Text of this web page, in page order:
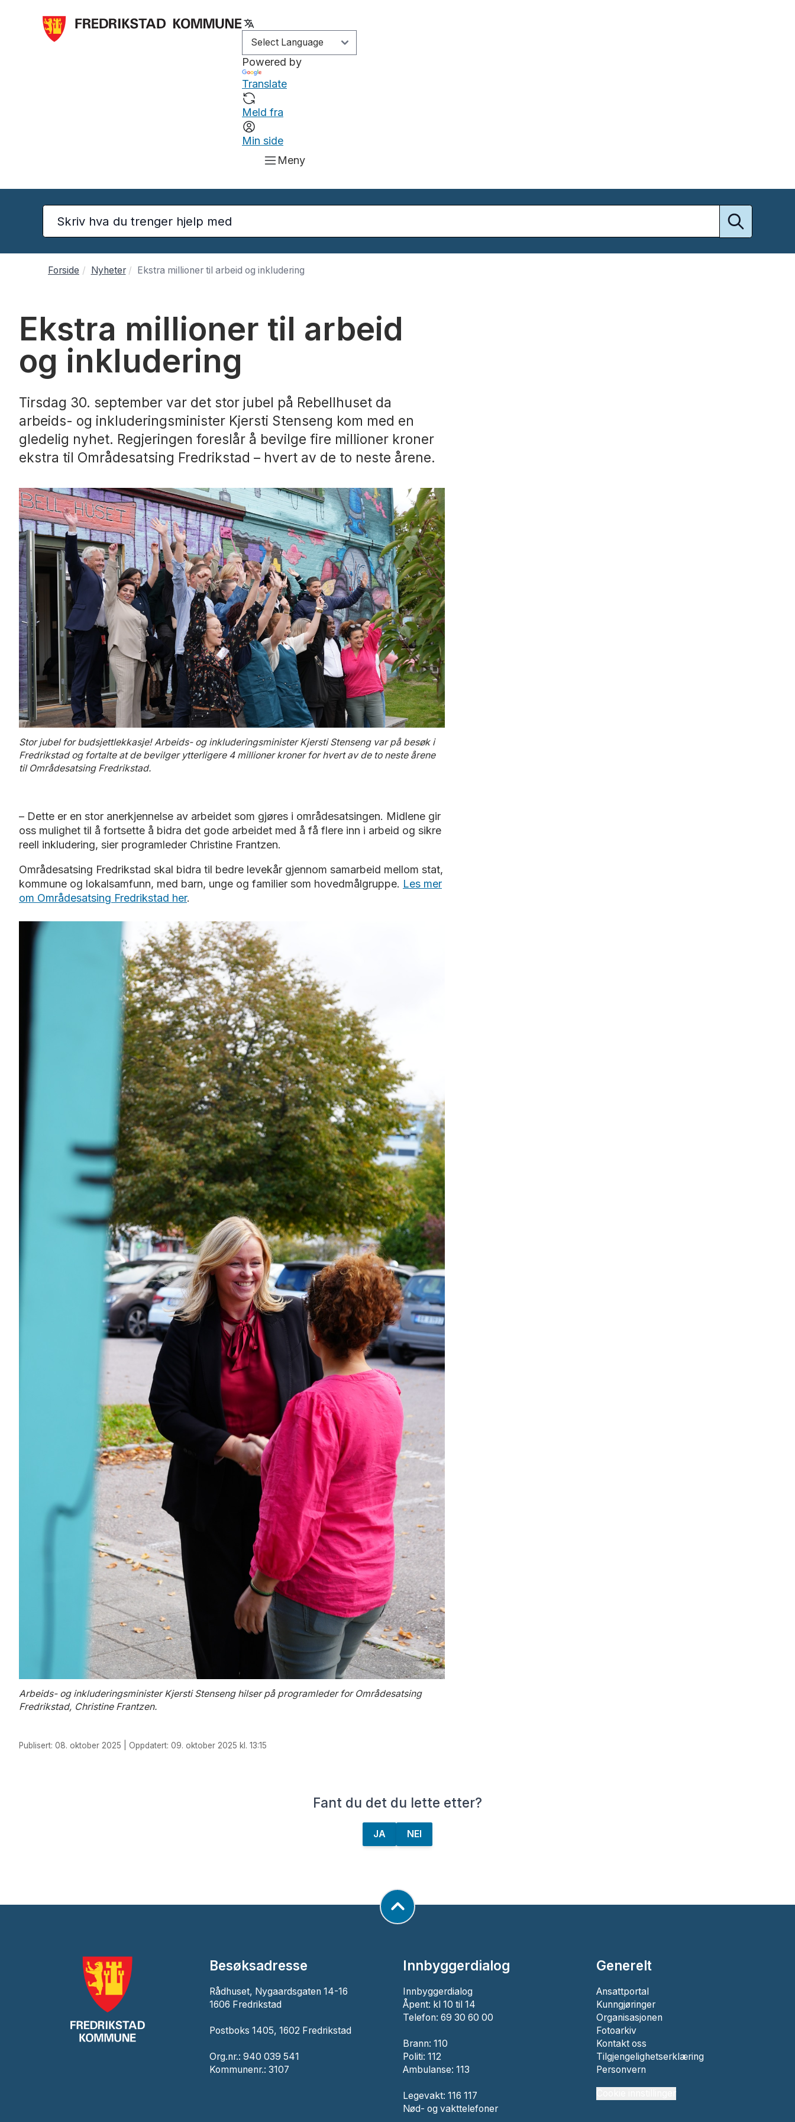
Powered by
Translate
Meld fra
Min side
Meny
Forside Nyheter Ekstra millioner til arbeid og inkludering
Ekstra millioner til arbeid
og inkludering
Tirsdag 30. september var det stor jubel på Rebellhuset da
arbeids- og inkluderingsminister Kjersti Stenseng kom med en
gledelig nyhet. Regjeringen foreslår å bevilge fire millioner kroner
ekstra til Områdesatsing Fredrikstad – hvert av de to neste årene.
Stor jubel for budsjettlekkasje! Arbeids- og inkluderingsminister Kjersti Stenseng var på besøk i
Fredrikstad og fortalte at de bevilger ytterligere 4 millioner kroner for hvert av de to neste årene
til Områdesatsing Fredrikstad.
– Dette er en stor anerkjennelse av arbeidet som gjøres i områdesatsingen. Midlene gir
oss mulighet til å fortsette å bidra det gode arbeidet med å få flere inn i arbeid og sikre
reell inkludering, sier programleder Christine Frantzen.
Områdesatsing Fredrikstad skal bidra til bedre levekår gjennom samarbeid mellom stat,
kommune og lokalsamfunn, med barn, unge og familier som hovedmålgruppe. Les mer
om Områdesatsing Fredrikstad her.
Arbeids- og inkluderingsminister Kjersti Stenseng hilser på programleder for Områdesatsing
Fredrikstad, Christine Frantzen.
Publisert: 08. oktober 2025 | Oppdatert: 09. oktober 2025 kl. 13:15
Fant du det du lette etter?
JA NEI
Besøksadresse
Rådhuset, Nygaardsgaten 14-16
1606 Fredrikstad
Postboks 1405, 1602 Fredrikstad
Org.nr.: 940 039 541
Kommunenr.: 3107
Innbyggerdialog
Innbyggerdialog
Åpent: kl 10 til 14
Telefon: 69 30 60 00
Brann: 110
Politi: 112
Ambulanse: 113
Legevakt: 116 117
Nød- og vakttelefoner
Generelt
Ansattportal
Kunngjøringer
Organisasjonen
Fotoarkiv
Kontakt oss
Tilgjengelighetserklæring
Personvern